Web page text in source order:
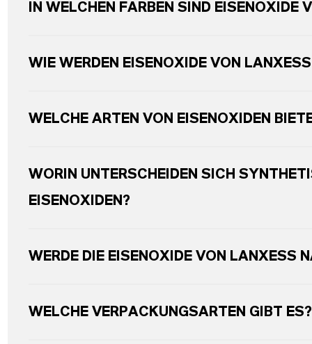
IN WELCHEN FARBEN SIND
WIE WERDEN EISENOXIDE VON
WELCHE ARTEN VON EISENOXIDEN
WORIN UNTERSCHEIDEN SICH
EISENOXIDEN?
WERDE DIE EISENOXIDE VON LANXESS
WELCHE VERPACKUNGSARTEN GIBT ES?